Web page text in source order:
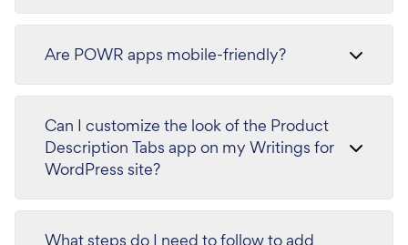
Are POWR apps mobile-friendly?
Can I customize the look of the Product
Description Tabs app on my Writings for
WordPress site?
What steps do I need to follow to add